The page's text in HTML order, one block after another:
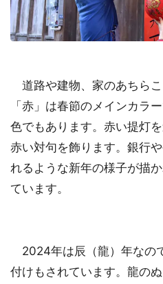
道路や建物、家のあちらこ
「赤」は春節のメインカラ
色でもあります。赤い提灯
赤い対句を飾ります。銀行
れるような新年の様子が描
ています。
2024年は辰（龍）年なの
付けもされています。龍の